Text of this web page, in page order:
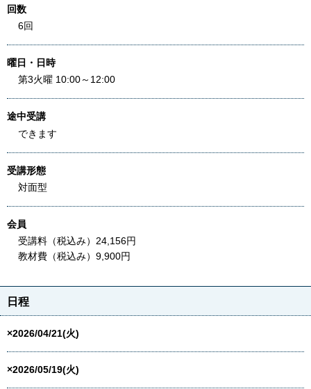
回数
6回
曜日・日時
第3火曜 10:00～12:00
途中受講
できます
受講形態
対面型
会員
受講料（税込み）24,156円
教材費（税込み）9,900円
日程
×2026/04/21(火)
×2026/05/19(火)